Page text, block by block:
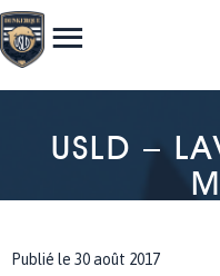
USLD –
Publié le 30 août 2017